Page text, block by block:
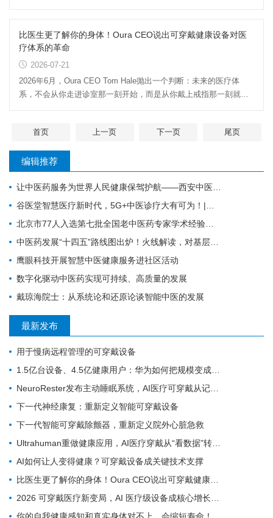
比医生更了解你的身体！Oura CEO说出可穿戴健康设备对医
疗体系的革命
2026-07-21
2026年6月，Oura CEO Tom Hale抛出一个判断：未来的医疗体
系，不会从你走进诊室那一刻开始，而是从你戴上戒指那一刻就启
首页 上一页 下一页 尾页
编辑推荐
让中医药服务为世界人民健康保驾护航——西安中医脑病医院为外籍患者服务纪实
谷医堂智慧医疗新时代，5G+中医诊疗大有可为！|谷医堂科技中医
北京市77人入选第七批全国老中医药专家学术经验继承工作指导老师（附名单）
中医药发展“十四五”路线图出炉！火线解读，对基层医生有哪些利好？
鹰眼科技开展智慧中医健康服务进社区活动
数字化驱动中医药实现可持续、高质量的发展
戴琼海院士：从系统论和还原论谈智能中医的发展
最新发布
用于慢病远程管理的可穿戴设备
1.5亿台设备、4.5亿健康用户：华为如何把规模变成数据
NeuroRester发布主动睡眠系统，AI医疗可穿戴从记录走向反馈
下一代神经康复：重新定义智能可穿戴设备
下一代智能可穿戴除颤器，重新定义院外心脏急救
Ultrahuman重做健康应用，AI医疗穿戴从“看数据”转向“给行动”
AI如何让人变得健康？可穿戴设备成关键技术支撑
比医生更了解你的身体！Oura CEO说出可穿戴健康设备对医疗体系的革命
2026 可穿戴医疗新变局，AI 医疗级设备成核心增长引擎
你的自我健康感知和真实身体对不上，会缩短寿命！多国队列研究实锤